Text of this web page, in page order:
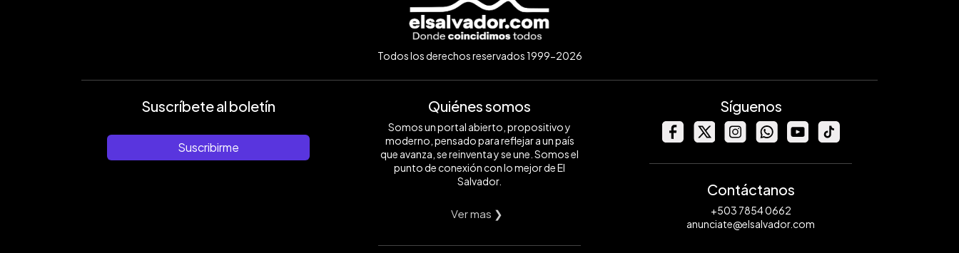
Todos los derechos reservados 1999-2026
Suscríbete al boletín
Suscribirme
Quiénes somos
Somos un portal abierto, propositivo y
moderno, pensado para reflejar a un país
que avanza, se reinventa y se une. Somos el
punto de conexión con lo mejor de El
Salvador.
Ver mas ❯
Síguenos
Contáctanos
+503 7854 0662
anunciate@elsalvador.com